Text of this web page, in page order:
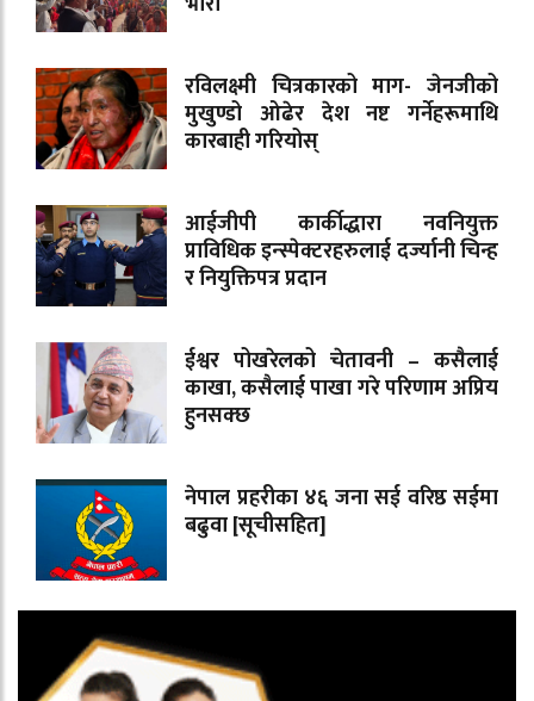
रविलक्ष्मी चित्रकारको माग- जेनजीको
मुखुण्डो ओढेर देश नष्ट गर्नेहरूमाथि
कारबाही गरियोस्
आईजीपी कार्कीद्धारा नवनियुक्त
प्राविधिक इन्स्पेक्टरहरुलाई दर्ज्यानी चिन्ह
र नियुक्तिपत्र प्रदान
ईश्वर पोखरेलको चेतावनी – कसैलाई
काखा, कसैलाई पाखा गरे परिणाम अप्रिय
हुनसक्छ
नेपाल प्रहरीका ४६ जना सई वरिष्ठ सईमा
बढुवा [सूचीसहित]